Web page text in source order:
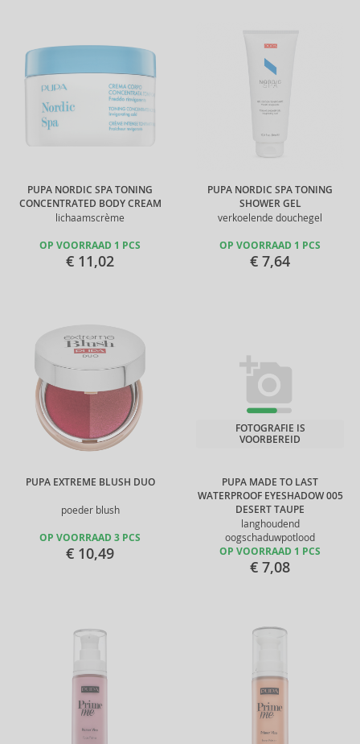
PUPA NORDIC SPA TONING
CONCENTRATED BODY CREAM
lichaamscrème
OP VOORRAAD 1 PCS
€ 11,02
PUPA NORDIC SPA TONING
SHOWER GEL
verkoelende douchegel
OP VOORRAAD 1 PCS
€ 7,64
PUPA EXTREME BLUSH DUO
poeder blush
OP VOORRAAD 3 PCS
€ 10,49
PUPA MADE TO LAST
WATERPROOF EYESHADOW 005
DESERT TAUPE
langhoudend
oogschaduwpotlood
FOTOGRAFIE IS
VOORBEREID
OP VOORRAAD 1 PCS
€ 7,08